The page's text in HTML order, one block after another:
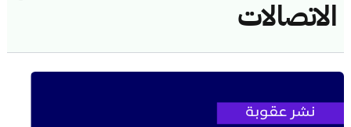
الاتصالات